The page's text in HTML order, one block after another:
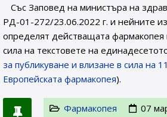
Със Заповед на министъра на
РД-01-272/23.06.2022 г. и нейните
определят действащата фармакопея
сила на текстовете на
за публикуване и влизане в сила на
Европейската фармакопея).
Фармакопея 07